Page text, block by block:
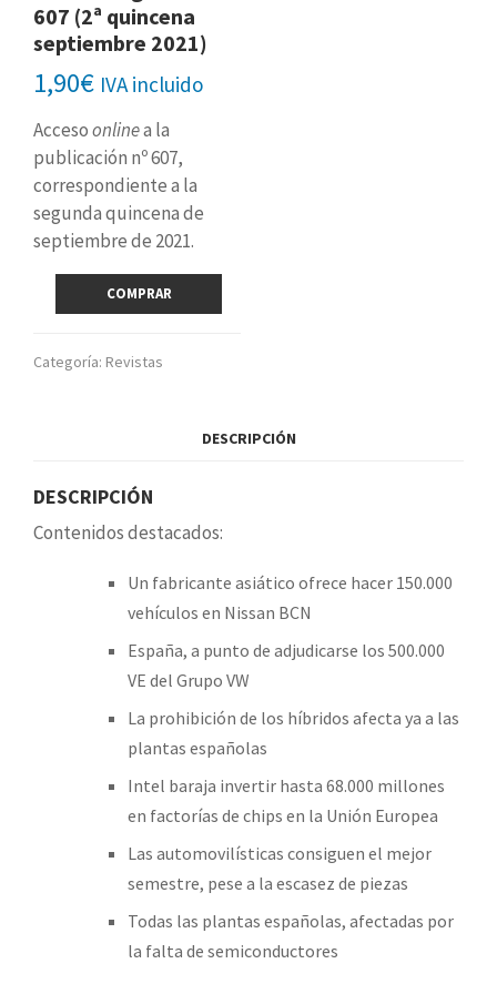
607 (2ª quincena
septiembre 2021)
1,90€ IVA incluido
Accesoonlinea la
publicación nº 607,
correspondiente a la
segunda quincena de
septiembre de 2021.
607
COMPRAR
Categoría: Revistas
DESCRIPCIÓN
DESCRIPCIÓN
Contenidos destacados:
Un fabricante asiático ofrece hacer 150.000
vehículos en Nissan BCN
España, a punto de adjudicarse los 500.000
VE del Grupo VW
La prohibición de los híbridos afecta ya a las
plantas españolas
Intel baraja invertir hasta 68.000 millones
en factorías de chips en la Unión Europea
Las automovilísticas consiguen el mejor
semestre, pese a la escasez de piezas
Todas las plantas españolas, afectadas por
la falta de semiconductores